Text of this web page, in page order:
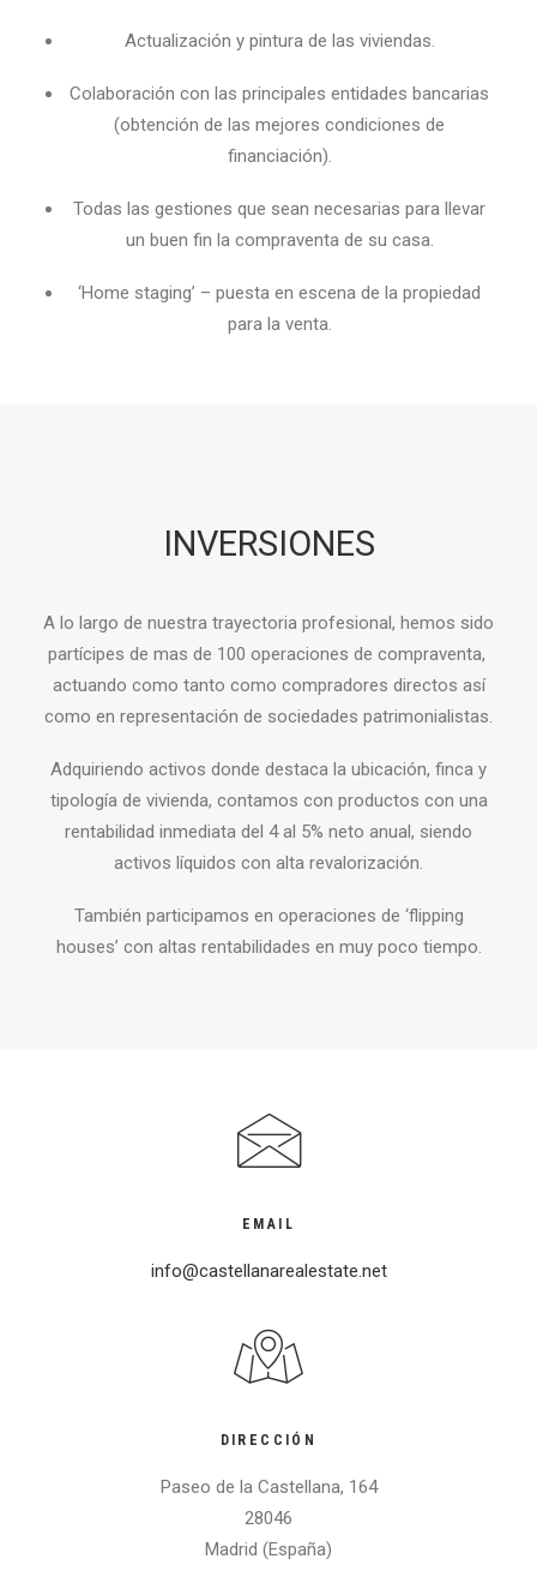
Actualización y pintura de las viviendas.
Colaboración con las principales entidades bancarias
(obtención de las mejores condiciones de
financiación).
Todas las gestiones que sean necesarias para llevar
un buen fin la compraventa de su casa.
‘Home staging’ – puesta en escena de la propiedad
para la venta.
INVERSIONES
A lo largo de nuestra trayectoria profesional, hemos sido
partícipes de mas de 100 operaciones de compraventa,
actuando como tanto como compradores directos así
como en representación de sociedades patrimonialistas.
Adquiriendo activos donde destaca la ubicación, finca y
tipología de vivienda, contamos con productos con una
rentabilidad inmediata del 4 al 5% neto anual, siendo
activos líquidos con alta revalorización.
También participamos en operaciones de ‘flipping
houses’ con altas rentabilidades en muy poco tiempo.
EMAIL
info@castellanarealestate.net
DIRECCIÓN
Paseo de la Castellana, 164
28046
Madrid (España)